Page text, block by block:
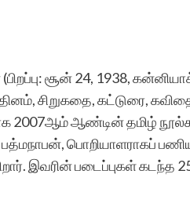
சூன் 24, 1938,
சிறுகதை, கட்டுரை,
2007ஆம் ஆண்டின் தமிழ்
பொறியாளராகப்
இவரின் படைப்புகள்